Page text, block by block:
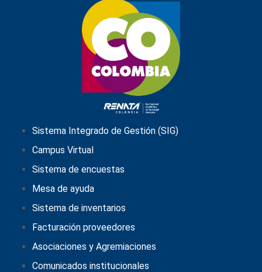
Sistema Integrado de Gestión (SIG)
Campus Virtual
Sistema de encuestas
Mesa de ayuda
Sistema de inventarios
Facturación proveedores
Asociaciones y Agremiaciones
Comunicados institucionales